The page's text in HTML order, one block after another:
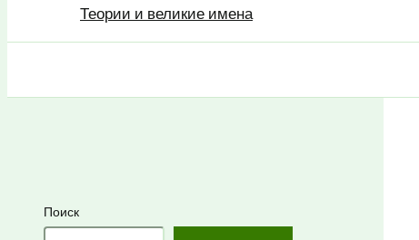
Теории и великие имена
Поиск